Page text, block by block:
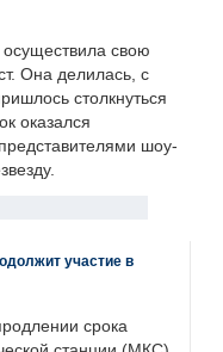
осуществила свою
Она делилась, с
столкнуться
оказался
шоу-
участие в
срока